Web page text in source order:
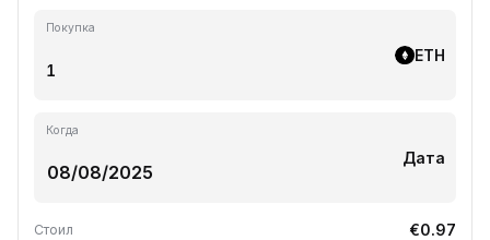
Покупка
ETH
Когда
Дата
Стоил €0.97